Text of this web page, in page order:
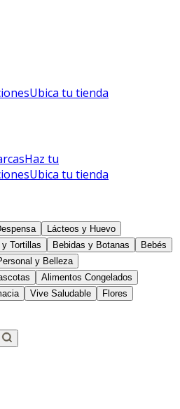
Ubica tu tienda
Haz tu
Ubica tu tienda
Lácteos y Huevo
y Tortillas Bebidas y Botanas
Bebés
y Belleza
Alimentos Congelados
Vive Saludable Flores